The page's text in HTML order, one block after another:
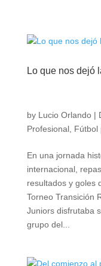
Lo que nos dejó
by Lucio Orlando|
Profesional, Fútbol
En una jornada
internacional,
resultados y goles
Torneo Transición
Juniors disfrutaba
grupo del...